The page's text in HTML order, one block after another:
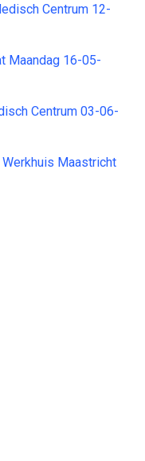
Centrum 12-
Maandag 16-05-
Centrum 03-06-
Maastricht